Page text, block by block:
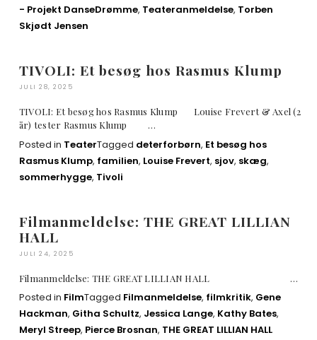
- Projekt DanseDrømme, Teateranmeldelse, Torben
Skjødt Jensen
TIVOLI: Et besøg hos Rasmus Klump
JULI 28, 2025
TIVOLI: Et besøg hos Rasmus Klump Louise Frevert & Axel (2
år) tester Rasmus Klump …
Posted in TeaterTagged deterforbørn, Et besøg hos
Rasmus Klump, familien, Louise Frevert, sjov, skæg,
sommerhygge, Tivoli
Filmanmeldelse: THE GREAT LILLIAN
HALL
JULI 24, 2025
Filmanmeldelse: THE GREAT LILLIAN HALL …
Posted in FilmTagged Filmanmeldelse, filmkritik, Gene
Hackman, Githa Schultz, Jessica Lange, Kathy Bates,
Meryl Streep, Pierce Brosnan, THE GREAT LILLIAN HALL